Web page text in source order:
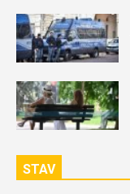
STAV